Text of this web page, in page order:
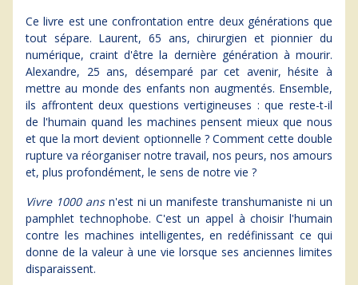
Ce livre est une confrontation entre deux générations que
tout sépare. Laurent, 65 ans, chirurgien et pionnier du
numérique, craint d'être la dernière génération à mourir.
Alexandre, 25 ans, désemparé par cet avenir, hésite à
mettre au monde des enfants non augmentés. Ensemble,
ils affrontent deux questions vertigineuses : que reste-t-il
de l'humain quand les machines pensent mieux que nous
et que la mort devient optionnelle ? Comment cette double
rupture va réorganiser notre travail, nos peurs, nos amours
et, plus profondément, le sens de notre vie ?
Vivre 1000 ansn'est ni un manifeste transhumaniste ni un
pamphlet technophobe. C'est un appel à choisir l'humain
contre les machines intelligentes, en redéfinissant ce qui
donne de la valeur à une vie lorsque ses anciennes limites
disparaissent.